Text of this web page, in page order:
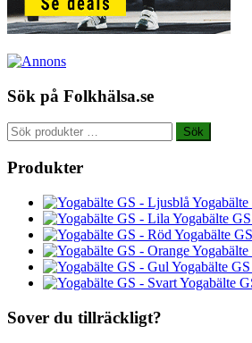
Sök på Folkhälsa.se
Sök
efter:
Sök
Produkter
Yogabälte
Yogabälte
Yogabälte
Yogabälte
Sover du tillräckligt?